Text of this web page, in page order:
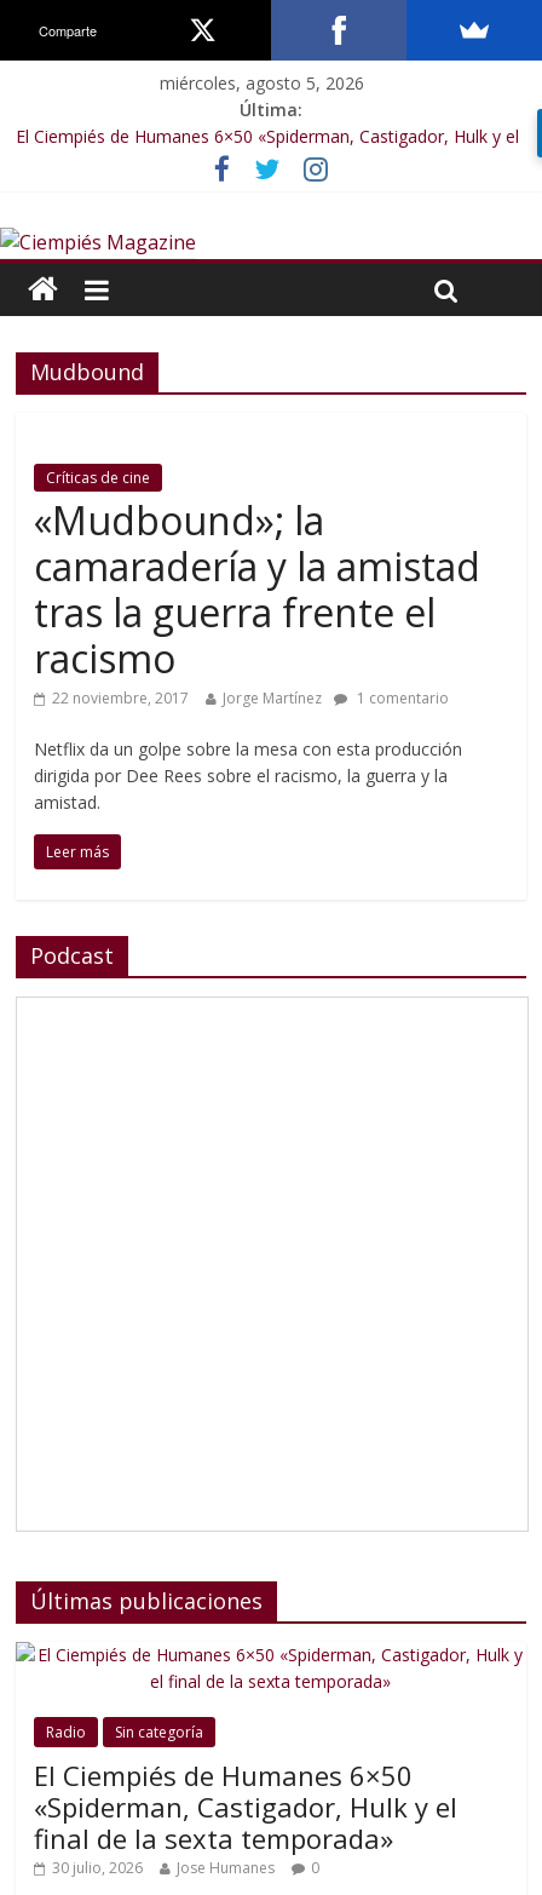
miércoles, agosto 5, 2026
Última:
El Ciempiés de Humanes 6×50 «Spiderman, Castigador, Hulk y el
final de la sexta temporada»
El Ciempiés de Humanes 6×49 «Kiritaaaaa»
El Ciempiés de Humanes 6×47 «De nada por nada»
El Ciempiés de Humanes 6×46 «Ciudadano Minion»
Mudbound
Críticas de cine
«Mudbound»; la
camaradería y la amistad
tras la guerra frente el
racismo
22 noviembre, 2017 Jorge Martínez 1 comentario
Netflix da un golpe sobre la mesa con esta producción
dirigida por Dee Rees sobre el racismo, la guerra y la
amistad.
Leer más
Podcast
Últimas publicaciones
Radio Sin categoría
El Ciempiés de Humanes 6×50
«Spiderman, Castigador, Hulk y el
final de la sexta temporada»
30 julio, 2026 Jose Humanes 0
Comparte